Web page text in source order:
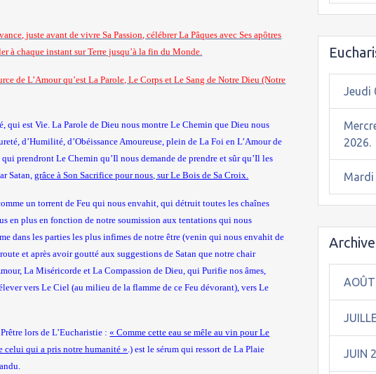
juste avant de vivre Sa Passion, célébrer La Pâques avec Ses apôtres
à chaque instant sur Terre jusqu’à la fin du Monde.
de L’Amour qu’est La Parole, Le Corps et Le Sang de Notre Dieu (Notre
qui est Vie. La Parole de Dieu nous montre Le Chemin que Dieu nous
d’Humilité, d’Obéissance Amoureuse, plein de La Foi en L’Amour de
prendront Le Chemin qu’Il nous demande de prendre et sûr qu’Il les
Satan,grâce à Son Sacrifice pour nous, sur Le Bois de Sa Croix.
un torrent de Feu qui nous envahit, qui détruit toutes les chaînes
en plus en fonction de notre soumission aux tentations qui nous
dans les parties les plus infimes de notre être (venin qui nous envahit de
et après avoir goutté aux suggestions de Satan que notre chair
La Miséricorde et La Compassion de Dieu, qui Purifie nos âmes,
vers Le Ciel (au milieu de la flamme de ce Feu dévorant), vers Le
lors de L’Eucharistie :« Comme cette eau se mêle au vin pour Le
celui qui a pris notre humanité ».) est le sérum qui ressort de La Plaie
Jeudi
2026.
Mardi
JUIN